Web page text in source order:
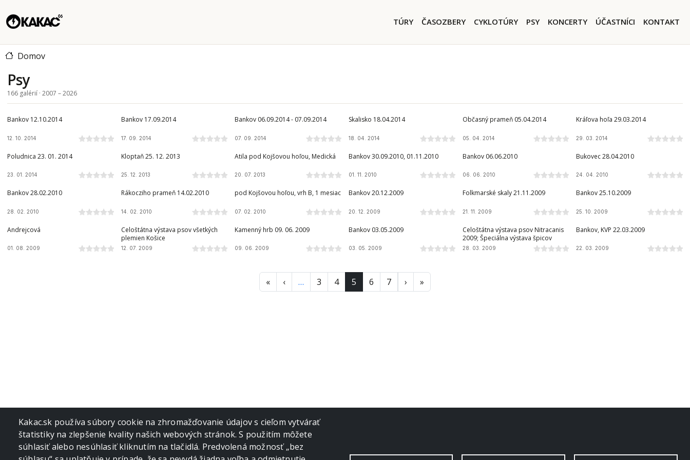
Main navigation
TÚRY ČASOZBERY CYKLOTÚRY PSY KONCERTY ÚČASTNÍCI KONTAKT
Domov
Psy
166 galérií · 2007 – 2026
Bankov 12.10.2014
12. 10. 2014
Bankov 17.09.2014
17. 09. 2014
Bankov 06.09.2014 - 07.09.2014
07. 09. 2014
Skalisko 18.04.2014
18. 04. 2014
Občasný prameň 05.04.2014
05. 04. 2014
Kráľova hoľa 29.03.2014
29. 03. 2014
Poludnica 23. 01. 2014
23. 01. 2014
Kloptaň 25. 12. 2013
25. 12. 2013
Atila pod Kojšovou hoľou, Medická
20. 07. 2013
Bankov 30.09.2010, 01.11.2010
01. 11. 2010
Bankov 06.06.2010
06. 06. 2010
Bukovec 28.04.2010
24. 04. 2010
Bankov 28.02.2010
28. 02. 2010
Rákocziho prameň 14.02.2010
14. 02. 2010
pod Kojšovou hoľou, vrh B, 1 mesiac
07. 02. 2010
Bankov 20.12.2009
20. 12. 2009
Folkmarské skaly 21.11.2009
21. 11. 2009
Bankov 25.10.2009
25. 10. 2009
Andrejcová
01. 08. 2009
Celoštátna výstava psov všetkých
plemien Košice
12. 07. 2009
Kamenný hrb 09. 06. 2009
09. 06. 2009
Bankov 03.05.2009
03. 05. 2009
Celoštátna výstava psov Nitracanis
2009; Špeciálna výstava špicov
28. 03. 2009
Bankov, KVP 22.03.2009
22. 03. 2009
«First page
‹Previous page
… 3 4 5 6 7 › Ďalšia strana
»
Kakac.sk používa súbory cookie na zhromažďovanie údajov s cieľom vytvárať
štatistiky na zlepšenie kvality našich webových stránok. S použitím môžete
súhlasiť alebo nesúhlasiť kliknutím na tlačidlá. Predvolená možnosť „bez